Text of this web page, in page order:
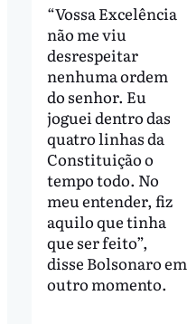
“Vossa Excelência
não me viu
desrespeitar
nenhuma ordem
do senhor. Eu
joguei dentro das
quatro linhas da
Constituição o
tempo todo. No
meu entender, fiz
aquilo que tinha
que ser feito”,
disse Bolsonaro em
outro momento.